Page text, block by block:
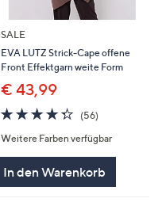
SALE
EVA LUTZ Strick-Cape offene
Front Effektgarn weite Form
€ 43,99
4.3
von
5
(56)
Weitere Farben verfügbar
In den Warenkorb